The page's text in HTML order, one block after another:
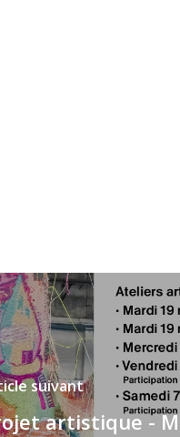
suivant
artistique -